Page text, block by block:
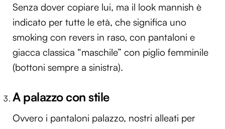
Senza dover copiare lui, ma il look mannish è
indicato per tutte le età, che significa uno
smoking con revers in raso, con pantaloni e
giacca classica “maschile” con piglio femminile
(bottoni sempre a sinistra).
A palazzo con stile
Ovvero i pantaloni palazzo, nostri alleati per